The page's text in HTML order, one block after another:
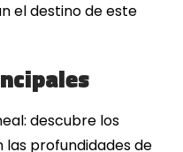
el destino de este
descubre los
profundidades de